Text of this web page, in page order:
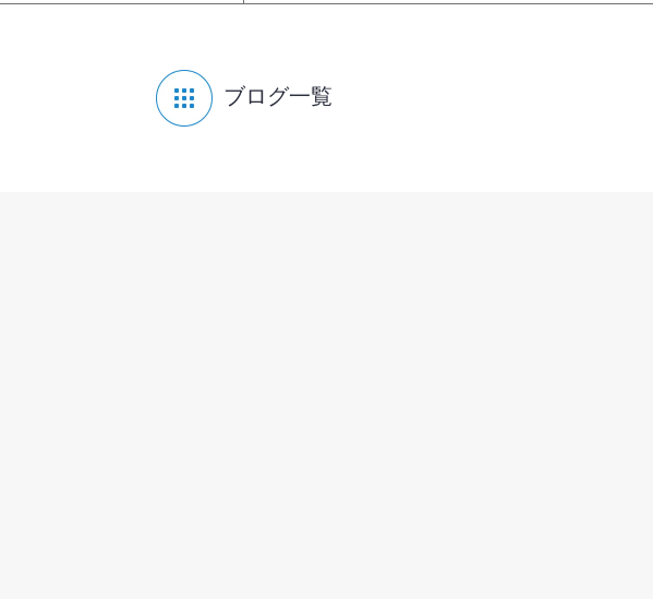
ブログ一覧